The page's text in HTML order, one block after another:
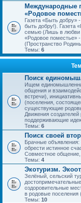
Международные
«Родовое
Газета «Быть
быть добру!). Газета
семью (Лишь в любви
«Родовое поместье» -
(Пространство
Темы: 6
Поиск
Ищем
общения и
встречи),
(поселения,
существующие
Движения
поддерживающие
Темы: 6
Поиск своей
Брачные объявления:
обрести истинное
Совместное общение,
Темы: 4
Экотуризм.
Зелёный, сельский
оздоровительные
в родовые поселения
Темы: 10